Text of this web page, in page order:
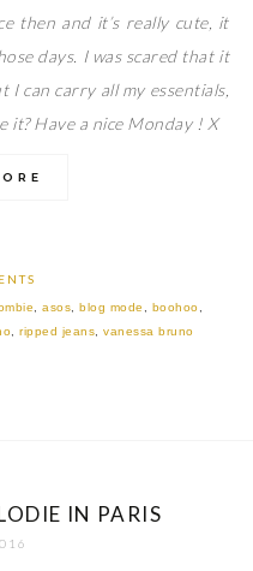
then and it’s really cute, it
days. I was scared that it
can carry all my essentials,
it? Have a nice Monday ! X
,asos ,blog mode boohoo
,ripped jeans ,vanessa bruno
IN PARIS